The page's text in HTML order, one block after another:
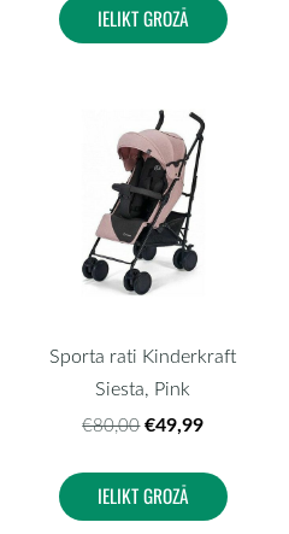
IELIKT GROZĀ
Sporta rati Kinderkraft
Siesta, Pink
€80,00 €49,99
IELIKT GROZĀ